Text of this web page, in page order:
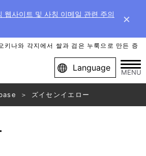
웹사이트 및 사칭 이메일 관련 주의
×
키나와 각지에서 쌀과 검은 누룩으로 만든 증
Language MENU
ズイセンイエロー